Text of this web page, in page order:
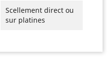
Scellement direct ou
sur platines